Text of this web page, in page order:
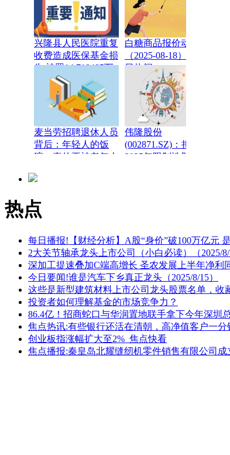
兴隆县人民医院重复
收费造成医保基金损
失 被罚14.718485万
白糖商品报价动态
（2025-08-18）_今
日热闻
麦当劳招聘退休人员
背后：年轻人的饭
碗，真的要被老年人
伟隆股份
(002871.SZ)：拟推
2025年限制性股票激
热点
每日播报!【财经分析】A股“身价”破100万亿元
2大关节轴承龙头上市公司（小白必读）（2025/
深加工提速叠加C端高增长 圣农发展上半年净利
今日要闻!谁是汽车下乡真正龙头（2025/8/15）
这些是新型建筑材料上市公司龙头股票名单，收
投资者如何理解基金的市场竞争力？
86.4亿！招商蛇口与华润置地联手拿下今年深圳
焦点热讯:有些银行还活在清朝，高净值客户一分
创业板指涨幅扩大至2%_焦点快看
焦点播报:秦皇岛北耀缝纫机零件销售有限公司成